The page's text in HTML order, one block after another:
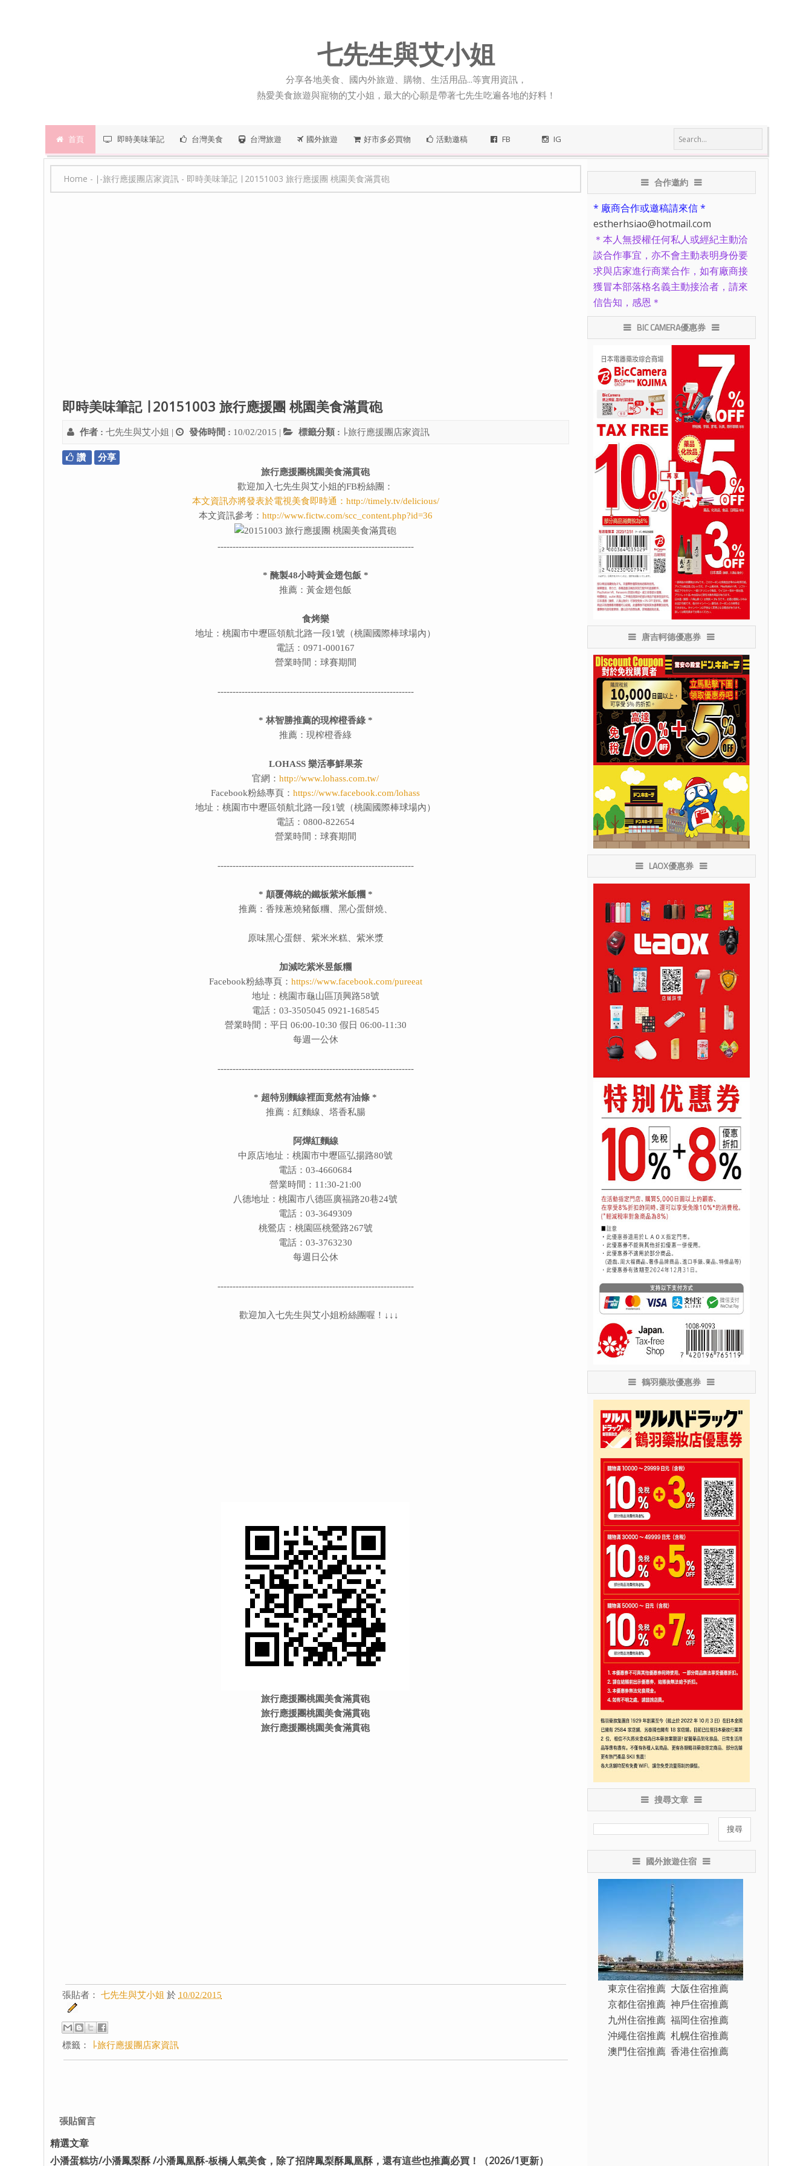
七先生與艾小姐
分享各地美食、國內外旅遊、購物、生活用品...等實用資訊，
熱愛美食旅遊與寵物的艾小姐，最大的心願是帶著七先生吃遍各地的好料！
首頁 即時美味筆記 台灣美食 台灣旅遊 國外旅遊 好市多必買物 活動邀稿 FB IG
Home - ∣-旅行應援團店家資訊 - 即時美味筆記 ∣ 20151003 旅行應援團 桃園美食滿貫砲
即時美味筆記 ∣ 20151003 旅行應援團 桃園美食滿貫砲
作者 : 七先生與艾小姐 | 發佈時間 : 10/02/2015 | 標籤分類 : ∣-旅行應援團店家資訊
讚
分享
旅行應援團桃園美食滿貫砲
歡迎加入七先生與艾小姐的FB粉絲團：
本文資訊亦將發表於電視美食即時通： http://timely.tv/delicious/
本文資訊參考： http://www.fictw.com/scc_content.php?id=36
-----------------------------------------------------------------
* 醃製48小時黃金翅包飯 *
推薦：黃金翅包飯
食烤樂
地址：桃園市中壢區領航北路一段1號（桃園國際棒球場內）
電話：0971-000167
營業時間：球賽期間
-----------------------------------------------------------------
* 林智勝推薦的現榨橙香綠*
推薦：現榨橙香綠
LOHASS 樂活事鮮果茶
官網：http://www.lohass.com.tw/
Facebook粉絲專頁：https://www.facebook.com/lohass
地址：桃園市中壢區領航北路一段1號（桃園國際棒球場內）
電話：0800-822654
營業時間：球賽期間
-----------------------------------------------------------------
* 顛覆傳統的鐵板紫米飯糰 *
推薦：香辣蔥燒豬飯糰、黑心蛋餅燒、
原味黑心蛋餅、紫米米糕、紫米漿
加減吃紫米昱飯糰
Facebook粉絲專頁： https://www.facebook.com/pureeat
地址：桃園市龜山區頂興路58號
電話：03-3505045 0921-168545
營業時間：平日 06:00-10:30 假日 06:00-11:30
每週一公休
-----------------------------------------------------------------
* 超特別麵線裡面竟然有油條 *
推薦：紅麵線、塔香私腸
阿燁紅麵線
中原店地址：桃園市中壢區弘揚路80號
電話：03-4660684
營業時間：11:30-21:00
八德地址：桃園市八德區廣福路20巷24號
電話：03-3649309
桃鶯店：桃園區桃鶯路267號
電話：03-3763230
每週日公休
-----------------------------------------------------------------
歡迎加入七先生與艾小姐粉絲團喔！↓↓↓
旅行應援團桃園美食滿貫砲
旅行應援團桃園美食滿貫砲
旅行應援團桃園美食滿貫砲
張貼者： 七先生與艾小姐 於 10/02/2015
標籤： ∣-旅行應援團店家資訊
張貼留言
精選文章
小潘蛋糕坊/小潘鳳梨酥 /小潘鳳凰酥-板橋人氣美食，除了招牌鳳梨酥鳳凰酥，還有這些也推薦必買！（2026/1更新）
合作邀約
* 廠商合作或邀稿請來信 *
estherhsiao@hotmail.com
＊本人無授權任何私人或經紀主動洽
談合作事宜，亦不會主動表明身份要
求與店家進行商業合作，如有廠商接
獲冒本部落格名義主動接洽者，請來
信告知，感恩＊
BIC CAMERA優惠券
唐吉軻德優惠券
LAOX優惠券
鶴羽藥妝優惠券
搜尋文章
國外旅遊住宿
東京住宿推薦 大阪住宿推薦
京都住宿推薦 神戶住宿推薦
九州住宿推薦 福岡住宿推薦
沖繩住宿推薦 札幌住宿推薦
澳門住宿推薦 香港住宿推薦